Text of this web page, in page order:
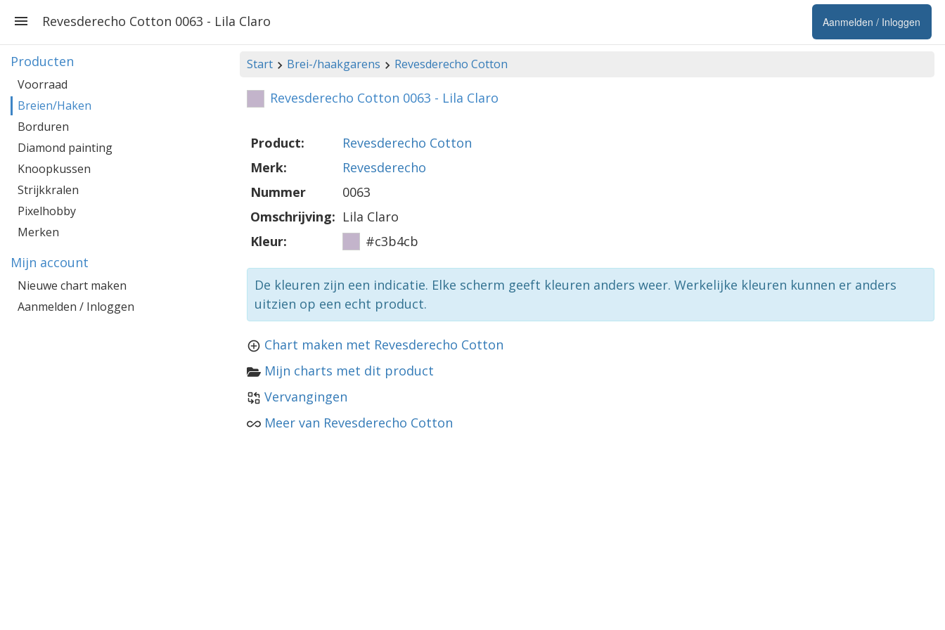
Aanmelden / Inloggen
Revesderecho Cotton 0063 - Lila Claro
Start Brei-/haakgarens Revesderecho Cotton
Revesderecho Cotton 0063 - Lila Claro
Product:
Revesderecho Cotton
Merk:
Revesderecho
Nummer
0063
Omschrijving: Lila Claro
Kleur:
#c3b4cb
De kleuren zijn een indicatie. Elke scherm geeft kleuren anders weer. Werkelijke kleuren kunnen er anders
uitzien op een echt product.
Chart maken met Revesderecho Cotton
Mijn charts met dit product
Vervangingen
Meer van Revesderecho Cotton
Producten
Voorraad
Breien/Haken
Borduren
Diamond painting
Knoopkussen
Strijkkralen
Pixelhobby
Merken
Mijn account
Nieuwe chart maken
Aanmelden / Inloggen